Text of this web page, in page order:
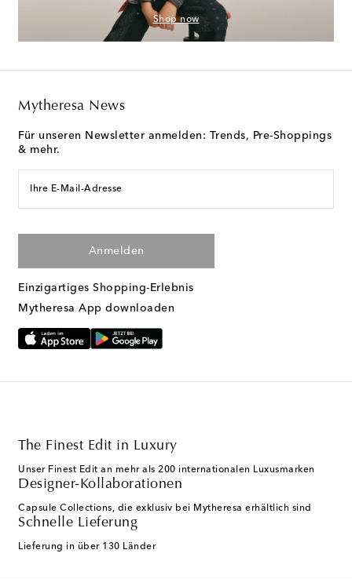
Shop now
Mytheresa News
Für unseren Newsletter anmelden: Trends, Pre-Shoppings
& mehr.
Ihre E-Mail-Adresse
Anmelden
Einzigartiges Shopping-Erlebnis
Mytheresa App downloaden
The Finest Edit in Luxury
Unser Finest Edit an mehr als 200 internationalen Luxusmarken
Designer-Kollaborationen
Capsule Collections, die exklusiv bei Mytheresa erhältlich sind
Schnelle Lieferung
Lieferung in über 130 Länder